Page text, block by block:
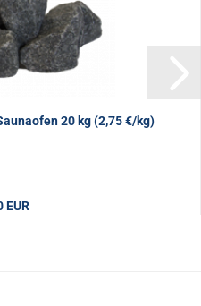
20 kg (2,75 €/kg)
EUR